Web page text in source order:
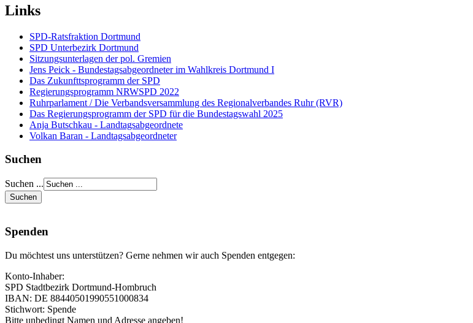
Links
SPD-Ratsfraktion Dortmund
SPD Unterbezirk Dortmund
Sitzungsunterlagen der pol. Gremien
Jens Peick - Bundestagsabgeordneter im Wahlkreis Dortmund I
Das Zukunfttsprogramm der SPD
Regierungsprogramm NRWSPD 2022
Ruhrparlament / Die Verbandsversammlung des Regionalverbandes Ruhr (RVR)
Das Regierungsprogramm der SPD für die Bundestagswahl 2025
Anja Butschkau - Landtagsabgeordnete
Volkan Baran - Landtagsabgeordneter
Suchen
Suchen ...
Spenden
Du möchtest uns unterstützen? Gerne nehmen wir auch Spenden entgegen:
Konto-Inhaber:
SPD Stadtbezirk Dortmund-Hombruch
IBAN: DE 88440501990551000834
Stichwort: Spende
Bitte unbedingt Namen und Adresse angeben!